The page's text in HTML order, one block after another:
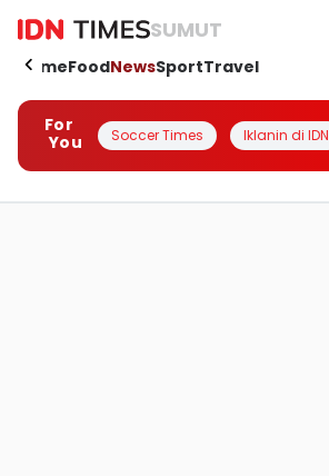
SUMUT
HomeFoodNewsSportTravel
For
You
Soccer Times Iklanin di IDN